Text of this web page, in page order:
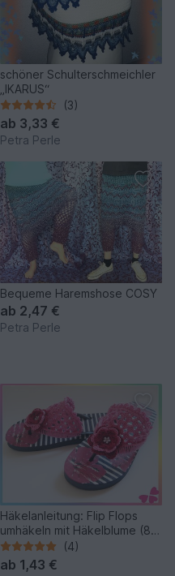
schöner Schulterschmeichler
„IKARUS“
(3)
ab 3,33 €
Petra Perle
Bequeme Haremshose COSY
ab 2,47 €
Petra Perle
Häkelanleitung: Flip Flops
umhäkeln mit Häkelblume (8
Größen: 30/31 bis 44/45)
(4)
ab 1,43 €